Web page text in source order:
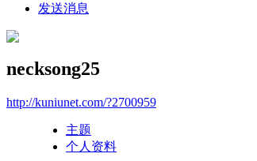
发送消息
necksong25
http://kuniunet.com/?2700959
主题
个人资料